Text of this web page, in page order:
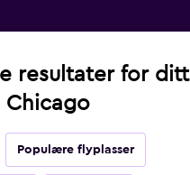
resultater for ditt
Populære flyplasser